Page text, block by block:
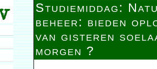
Studiemiddag:
beheer: bieden
van gisteren
morgen ?